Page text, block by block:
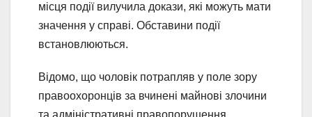
місця події вилучила докази, які можуть мати
значення у справі. Обставини події
встановлюються.
Відомо, що чоловік потрапляв у поле зору
правоохоронців за вчинені майнові злочини
та адміністративні правопорушення.